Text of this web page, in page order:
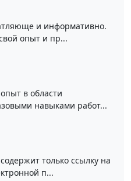
и информативно.
опыт и пр...
в области
навыками работ...
только ссылку на
п...